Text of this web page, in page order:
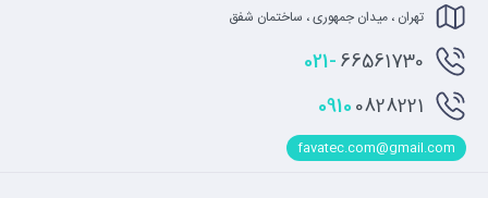
تهران ، میدان جمهوری ، ساختمان شفق
021-66561730
09100828221
favatec.com@gmail.com